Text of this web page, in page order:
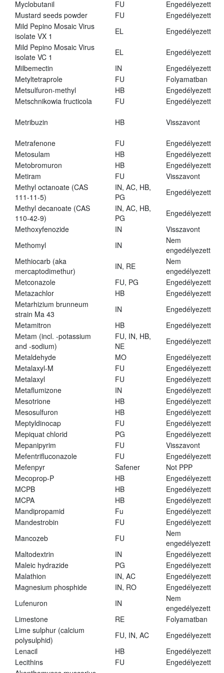
Myclobutanil FU
Engedélyezett
Mustard seeds powder
FU
Engedélyezett
Mild Pepino Mosaic Virus
isolate VX 1
EL
Engedélyezett
Mild Pepino Mosaic Virus
isolate VC 1
EL
Engedélyezett
Milbemectin
IN
Engedélyezett
Metyltetraprole
FU
Folyamatban
Metsulfuron-methyl
HB
Engedélyezett
Metschnikowia fructicola
FU Engedélyezett
Metribuzin HB Visszavont
Metrafenone FU
Engedélyezett
Metosulam
HB
Engedélyezett
Metobromuron
HB
Engedélyezett
Metiram
FU
Visszavont
Methyl octanoate (CAS
111-11-5)
IN, AC, HB,
PG
Engedélyezett
Methyl decanoate (CAS
110-42-9)
IN, AC, HB,
PG
Engedélyezett
Methoxyfenozide
IN
Visszavont
Methomyl
IN
Nem
engedélyezett
Methiocarb (aka
mercaptodimethur)
IN, RE
Nem
engedélyezett
Metconazole
FU, PG
Engedélyezett
Metazachlor
HB
Engedélyezett
Metarhizium brunneum
strain Ma 43
IN
Engedélyezett
Metamitron
HB
Engedélyezett
Metam (incl. -potassium
and -sodium)
FU, IN, HB,
NE
Engedélyezett
Metaldehyde
MO
Engedélyezett
Metalaxyl-M
FU
Engedélyezett
Metalaxyl
FU
Engedélyezett
Metaflumizone
IN
Engedélyezett
Mesotrione
HB
Engedélyezett
Mesosulfuron
HB
Engedélyezett
Meptyldinocap
FU
Engedélyezett
Mepiquat chlorid
PG
Engedélyezett
Mepanipyrim
FU
Visszavont
Mefentrifluconazole
FU
Engedélyezett
Mefenpyr
Safener
Not PPP
Mecoprop-P
HB
Engedélyezett
MCPB
HB
Engedélyezett
MCPA
HB
Engedélyezett
Mandipropamid
Fu
Engedélyezett
Mandestrobin
FU
Engedélyezett
Mancozeb
FU
Nem
engedélyezett
Maltodextrin
IN
Engedélyezett
Maleic hydrazide
PG
Engedélyezett
Malathion
IN, AC
Engedélyezett
Magnesium phosphide
IN, RO
Engedélyezett
Lufenuron
IN
Nem
engedélyezett
Limestone
RE
Folyamatban
Lime sulphur (calcium
polysulphid)
FU, IN, AC
Engedélyezett
Lenacil
HB
Engedélyezett
Lecithins
FU
Engedélyezett